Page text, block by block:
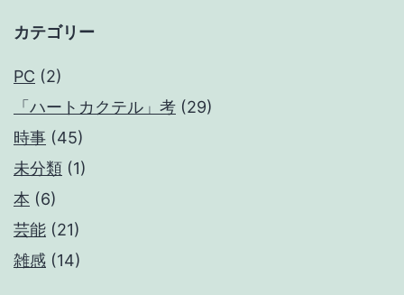
カテゴリー
PC (2)
「ハートカクテル」考 (29)
時事 (45)
未分類 (1)
本 (6)
芸能 (21)
雑感 (14)